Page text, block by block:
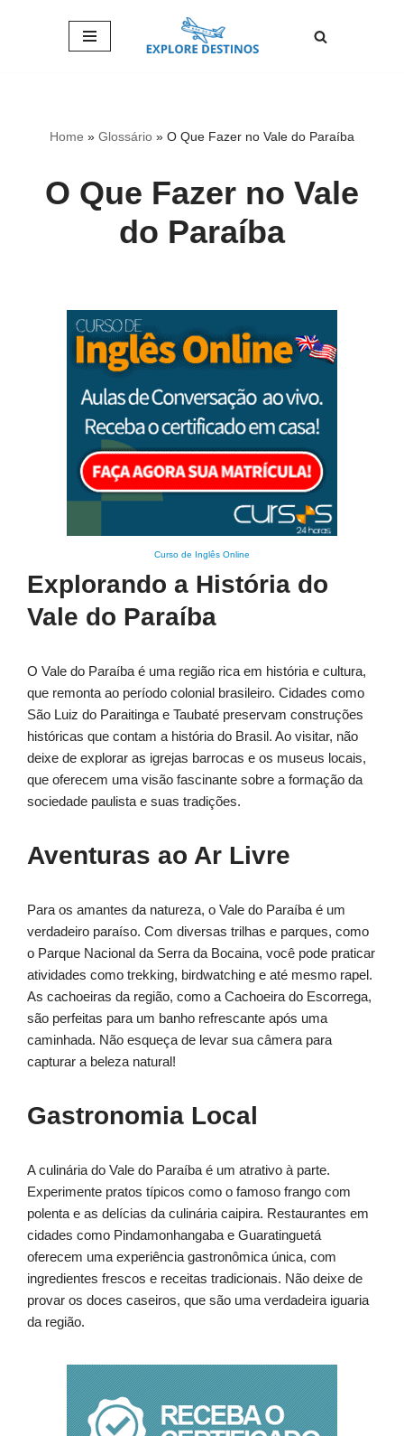
Home » Glossário » O Que Fazer no Vale do Paraíba
O Que Fazer no Vale
do Paraíba
Curso de Inglês Online
Explorando a História do
Vale do Paraíba
O Vale do Paraíba é uma região rica em história e cultura,
que remonta ao período colonial brasileiro. Cidades como
São Luiz do Paraitinga e Taubaté preservam construções
históricas que contam a história do Brasil. Ao visitar, não
deixe de explorar as igrejas barrocas e os museus locais,
que oferecem uma visão fascinante sobre a formação da
sociedade paulista e suas tradições.
Aventuras ao Ar Livre
Para os amantes da natureza, o Vale do Paraíba é um
verdadeiro paraíso. Com diversas trilhas e parques, como
o Parque Nacional da Serra da Bocaina, você pode praticar
atividades como trekking, birdwatching e até mesmo rapel.
As cachoeiras da região, como a Cachoeira do Escorrega,
são perfeitas para um banho refrescante após uma
caminhada. Não esqueça de levar sua câmera para
capturar a beleza natural!
Gastronomia Local
A culinária do Vale do Paraíba é um atrativo à parte.
Experimente pratos típicos como o famoso frango com
polenta e as delícias da culinária caipira. Restaurantes em
cidades como Pindamonhangaba e Guaratinguetá
oferecem uma experiência gastronômica única, com
ingredientes frescos e receitas tradicionais. Não deixe de
provar os doces caseiros, que são uma verdadeira iguaria
da região.